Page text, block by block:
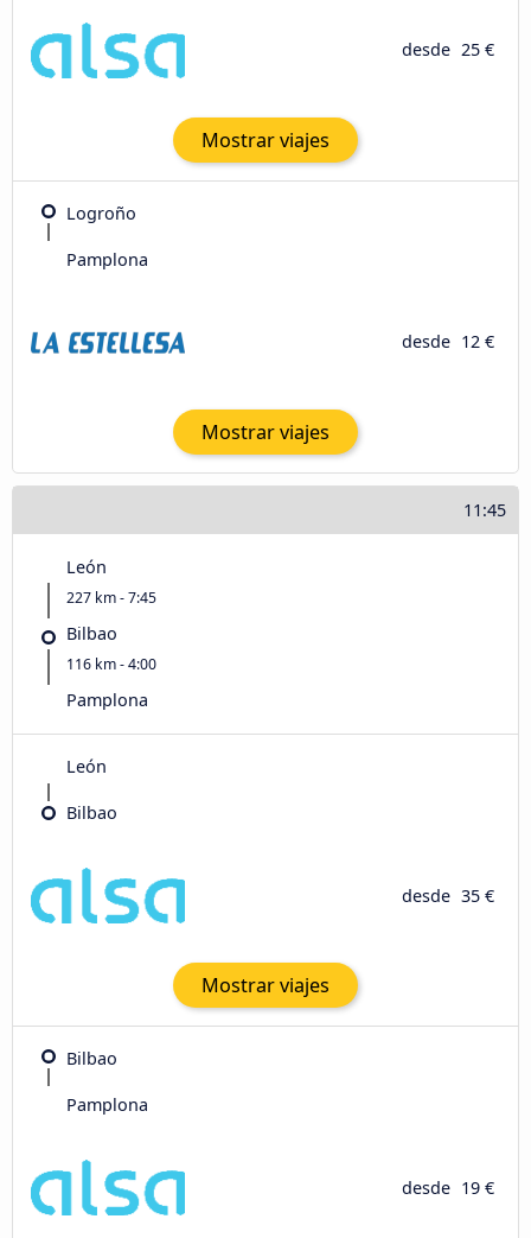
desde 25 €
Mostrar viajes
Logroño
Pamplona
desde 12 €
Mostrar viajes
11:45
León
227 km - 7:45
Bilbao
116 km - 4:00
Pamplona
León
Bilbao
desde 35 €
Mostrar viajes
Bilbao
Pamplona
desde 19 €